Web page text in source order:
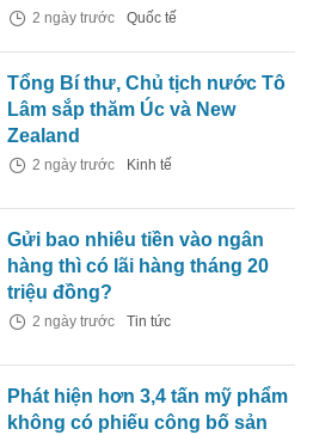
2 ngày trước Quốc tế
Tổng Bí thư, Chủ tịch nước Tô
Lâm sắp thăm Úc và New
Zealand
2 ngày trước Kinh tế
Gửi bao nhiêu tiền vào ngân
hàng thì có lãi hàng tháng 20
triệu đồng?
2 ngày trước Tin tức
Phát hiện hơn 3,4 tấn mỹ phẩm
không có phiếu công bố sản